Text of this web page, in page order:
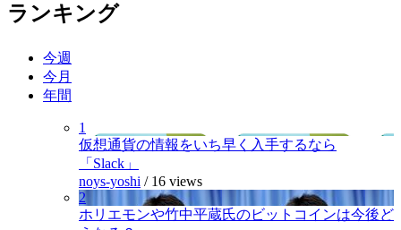
ランキング
今週
今月
年間
1
仮想通貨の情報をいち早く入手するなら
「Slack」
noys-yoshi / 16 views
2
ホリエモンや竹中平蔵氏のビットコインは今後ど